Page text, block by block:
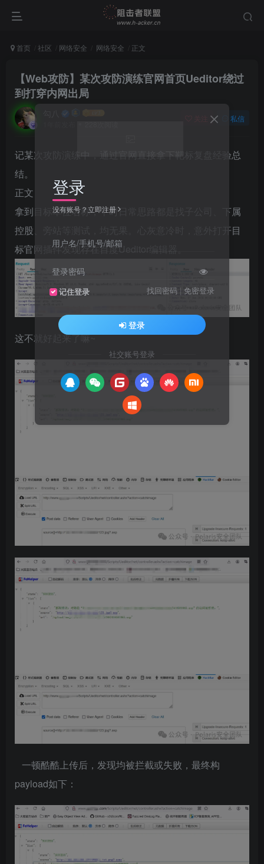
首页 社区 网络安全 网络安全 正文
【Web攻防】某次攻防演练官网首页Ueditor绕过
到打穿内网出局
私信
记某次攻防演练中，通过官网直接拿下靶标复盘经验总
结。
正文
拿到目标单位名称，平时日常思路都是找子公司、下属
控股、旁站等测试，均无果。心灰意冷时，意外打开目
标官网插件发现存在百度Ueditor编辑器。
这不就好起来了嘛~
一顿酷酷上传后，发现均被拦截或失败，最终构
payload如下：
登录
没有账号？立即注册
用户名/手机号/邮箱
登录密码
记住登录 找回密码 | 免密登录
登录
社交账号登录